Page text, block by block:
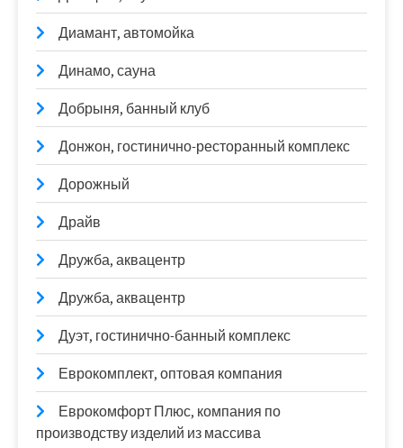
Диамант, автомойка
Динамо, сауна
Добрыня, банный клуб
Донжон, гостинично-ресторанный комплекс
Дорожный
Драйв
Дружба, аквацентр
Дружба, аквацентр
Дуэт, гостинично-банный комплекс
Еврокомплект, оптовая компания
Еврокомфорт Плюс, компания по
производству изделий из массива